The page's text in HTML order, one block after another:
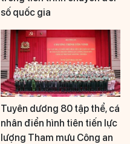
số quốc gia
Tuyên dương 80 tập thể, cá
nhân điển hình tiên tiến lực
lượng Tham mưu Công an